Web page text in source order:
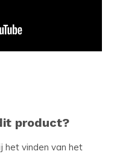
product?
het vinden van het